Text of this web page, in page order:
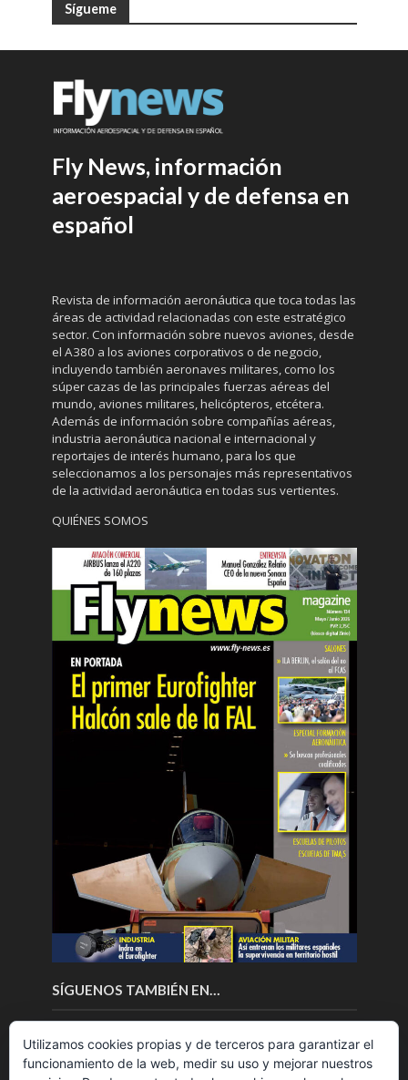
Sígueme
Fly News, información
aeroespacial y de defensa en
español
Revista de información aeronáutica que toca todas las
áreas de actividad relacionadas con este estratégico
sector. Con información sobre nuevos aviones, desde
el A380 a los aviones corporativos o de negocio,
incluyendo también aeronaves militares, como los
súper cazas de las principales fuerzas aéreas del
mundo, aviones militares, helicópteros, etcétera.
Además de información sobre compañías aéreas,
industria aeronáutica nacional e internacional y
reportajes de interés humano, para los que
seleccionamos a los personajes más representativos
de la actividad aeronáutica en todas sus vertientes.
QUIÉNES SOMOS
SÍGUENOS TAMBIÉN EN…
Utilizamos cookies propias y de terceros para garantizar el
funcionamiento de la web, medir su uso y mejorar nuestros